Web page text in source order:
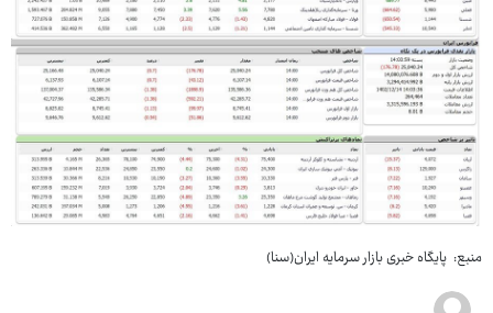
منبع: پایگاه خبری بازار سرمایه ایران(سنا)